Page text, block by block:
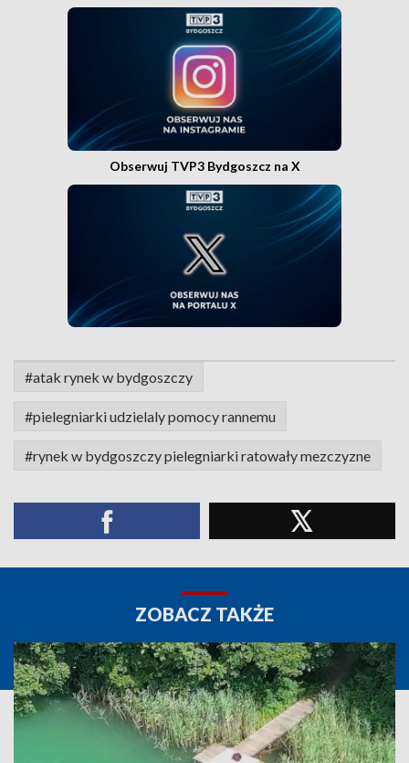
Obserwuj TVP3 Bydgoszcz na X
#atak rynek w bydgoszczy
#pielegniarki udzielaly pomocy rannemu
#rynek w bydgoszczy pielegniarki ratowały mezczyzne
ZOBACZ TAKŻE